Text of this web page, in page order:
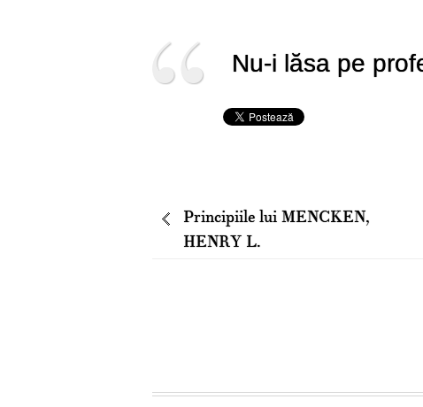
Nu-i lăsa pe
Principiile lui MENCKEN,
HENRY L.